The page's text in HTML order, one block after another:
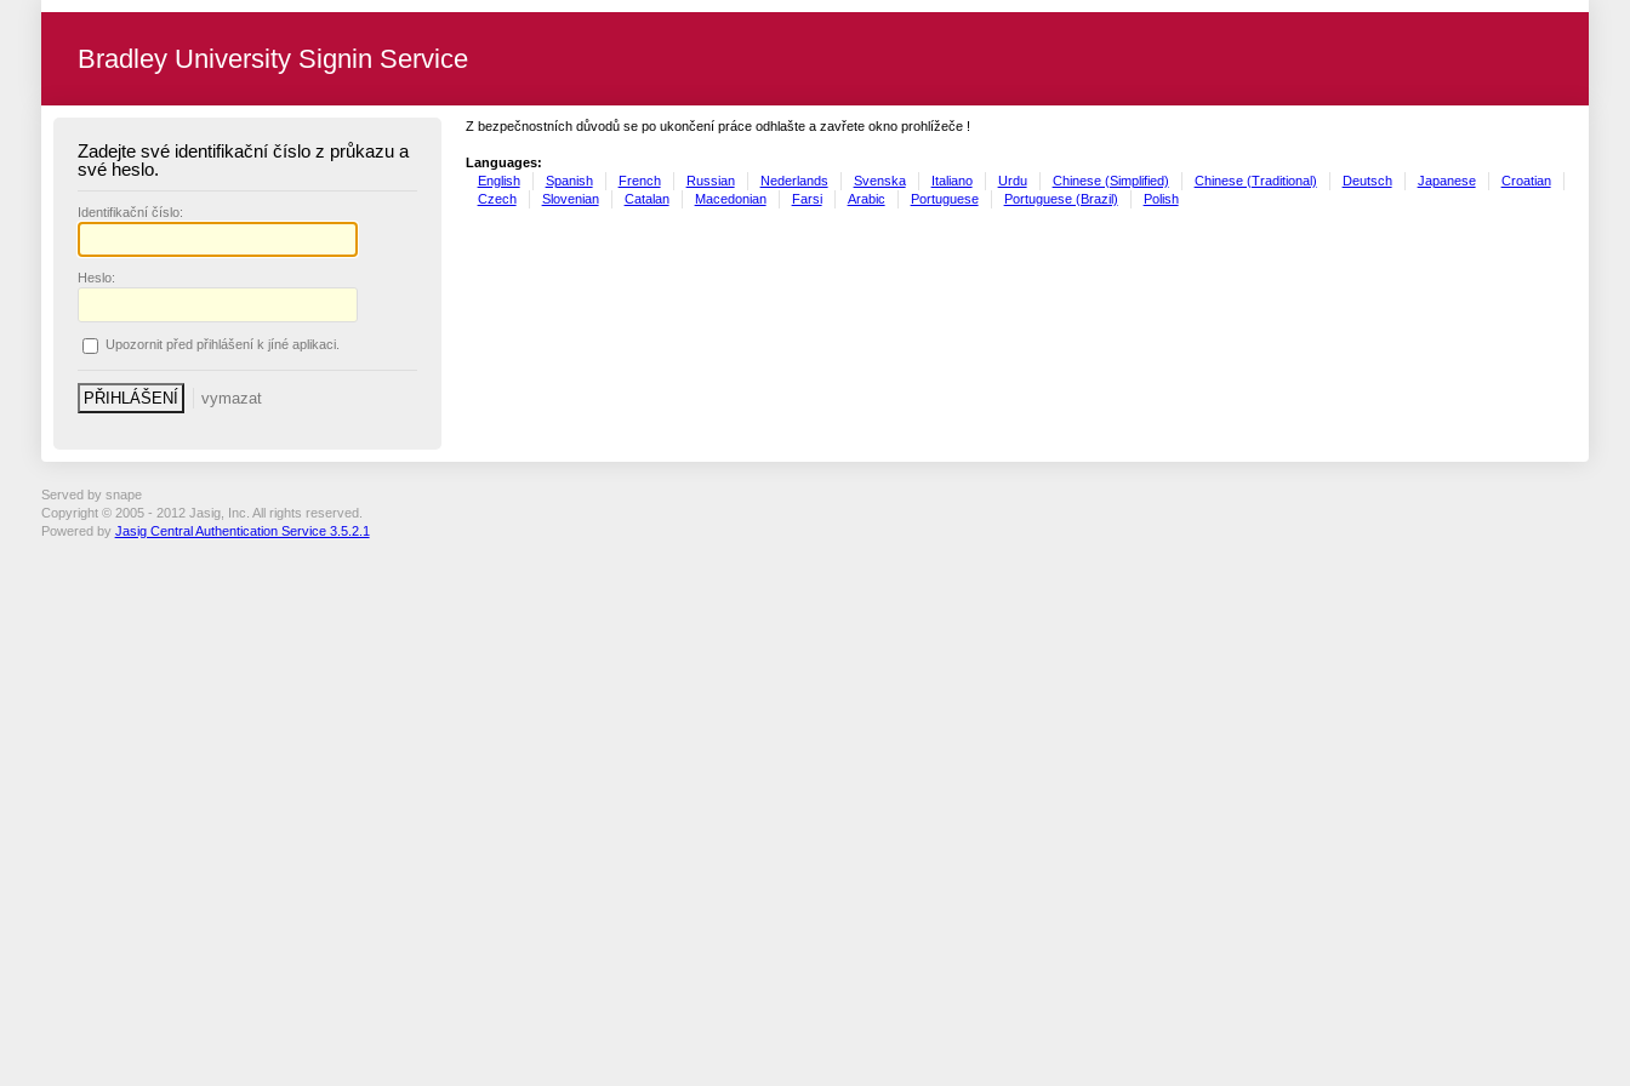
Bradley University Signin Service
Zadejte své identifikační číslo z průkazu a
své heslo.
Identifikační číslo:
Heslo:
Upozornit před přihlášení k jíné aplikaci.
Z bezpečnostních důvodů se po ukončení práce odhlašte a zavřete okno prohlížeče !
Languages:
English
Spanish French Russian Nederlands Svenska Italiano Urdu Chinese (Simplified) Chinese (Traditional) Deutsch Japanese
Croatian
Czech
Slovenian Catalan Macedonian Farsi Arabic Portuguese Portuguese (Brazil) Polish
Served by snape
Copyright © 2005 - 2012 Jasig, Inc. All rights reserved.
Powered by Jasig Central Authentication Service 3.5.2.1